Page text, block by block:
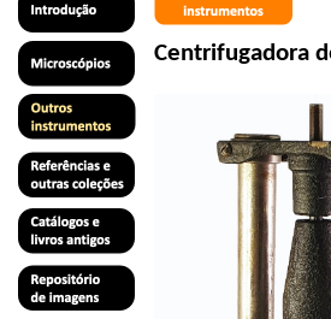
Centrifugadora